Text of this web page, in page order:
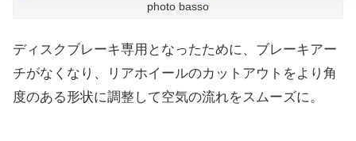
photo basso
ディスクブレーキ専用となったために、ブレーキアー
チがなくなり、リアホイールのカットアウトをより角
度のある形状に調整して空気の流れをスムーズに。